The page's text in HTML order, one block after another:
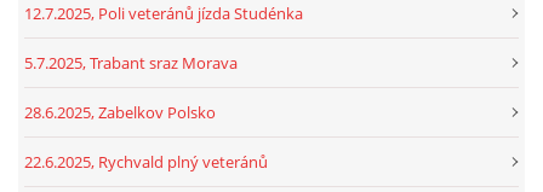
12.7.2025, Poli veteránů jízda Studénka
5.7.2025, Trabant sraz Morava
28.6.2025, Zabelkov Polsko
22.6.2025, Rychvald plný veteránů